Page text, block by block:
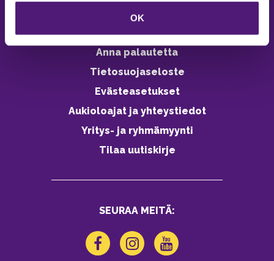
OK
Ympäristöohjelma
Avoimet työpaikat
Anna palautetta
Tietosuojaseloste
Evästeasetukset
Aukioloajat ja yhteystiedot
Yritys- ja ryhmämyynti
Tilaa uutiskirje
SEURAA MEITÄ: